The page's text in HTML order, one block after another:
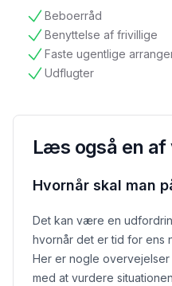
Beboerråd
tilgængelig
Benyttelse af frivillige
tilgængelig
Faste ugentlige
tilgængelig
Udflugter
tilgængelig
Læs også en
Hvornår skal man
Det kan være en
hvornår det er tid for ens
Her er nogle
med at vurdere